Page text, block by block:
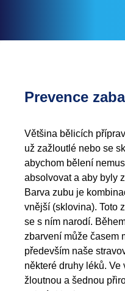
Prevence
Většina bělicích
už zažloutlé nebo se
abychom bělení
absolvovat a aby byly
Barva zubu je
vnější (sklovina). Toto
se s ním narodí.
zbarvení může časem
především naše
některé druhy léků.
žloutnou a šednou